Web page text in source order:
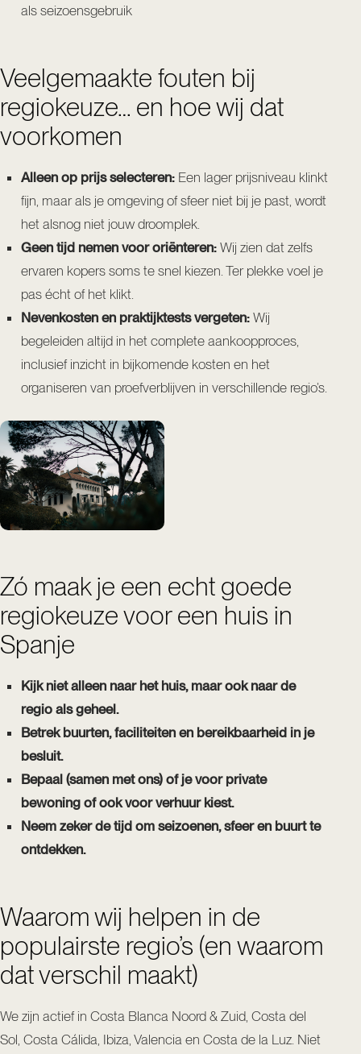
als seizoensgebruik
Veelgemaakte fouten bij
regiokeuze… en hoe wij dat
voorkomen
Alleen op prijs selecteren: Een lager prijsniveau klinkt
fijn, maar als je omgeving of sfeer niet bij je past, wordt
het alsnog niet jouw droomplek.
Geen tijd nemen voor oriënteren: Wij zien dat zelfs
ervaren kopers soms te snel kiezen. Ter plekke voel je
pas écht of het klikt.
Nevenkosten en praktijktests vergeten: Wij
begeleiden altijd in het complete aankoopproces,
inclusief inzicht in bijkomende kosten en het
organiseren van proefverblijven in verschillende regio’s.
Zó maak je een echt goede
regiokeuze voor een huis in
Spanje
Kijk niet alleen naar het huis, maar ook naar de
regio als geheel.
Betrek buurten, faciliteiten en bereikbaarheid in je
besluit.
Bepaal (samen met ons) of je voor private
bewoning of ook voor verhuur kiest.
Neem zeker de tijd om seizoenen, sfeer en buurt te
ontdekken.
Waarom wij helpen in de
populairste regio’s (en waarom
dat verschil maakt)
We zijn actief in Costa Blanca Noord & Zuid, Costa del
Sol, Costa Cálida, Ibiza, Valencia en Costa de la Luz. Niet